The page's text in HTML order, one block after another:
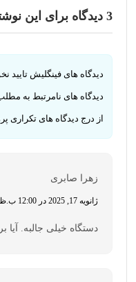
3 دیدگاه برای این
دیدگاه های فینگلیش تایید
دیدگاه های نامرتبط به
از درج دیدگاه های تکراری
زهرا صابری
ژانویه 17, 2025 در 12:00 ب.ظ
دستگاه خیلی جالبه.